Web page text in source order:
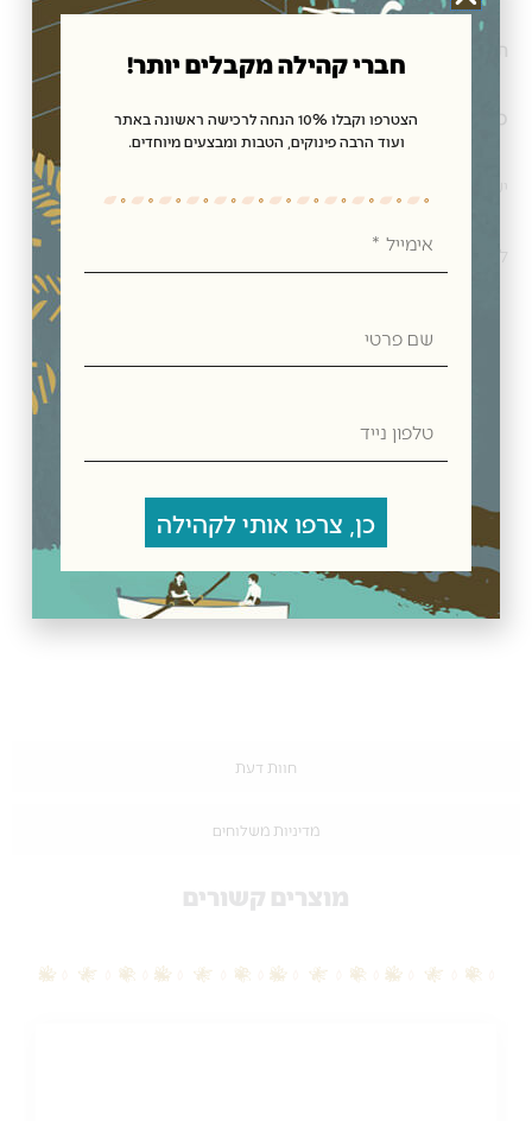
חוות דעת
מדיניות משלוחים
כשר פרווה, כשר לפסח, בהשגחת הרבנות ראש פינה
לאחר הפתיחה, יש לשמור במקרר.
מוצרים קשורים
חברי קהילה מקבלים יותר!
הצטרפו וקבלו 10% הנחה לרכישה ראשונה באתר
ועוד הרבה פינוקים, הטבות ומבצעים מיוחדים.
פרטי
נייד
כן, צרפו אותי לקהילה